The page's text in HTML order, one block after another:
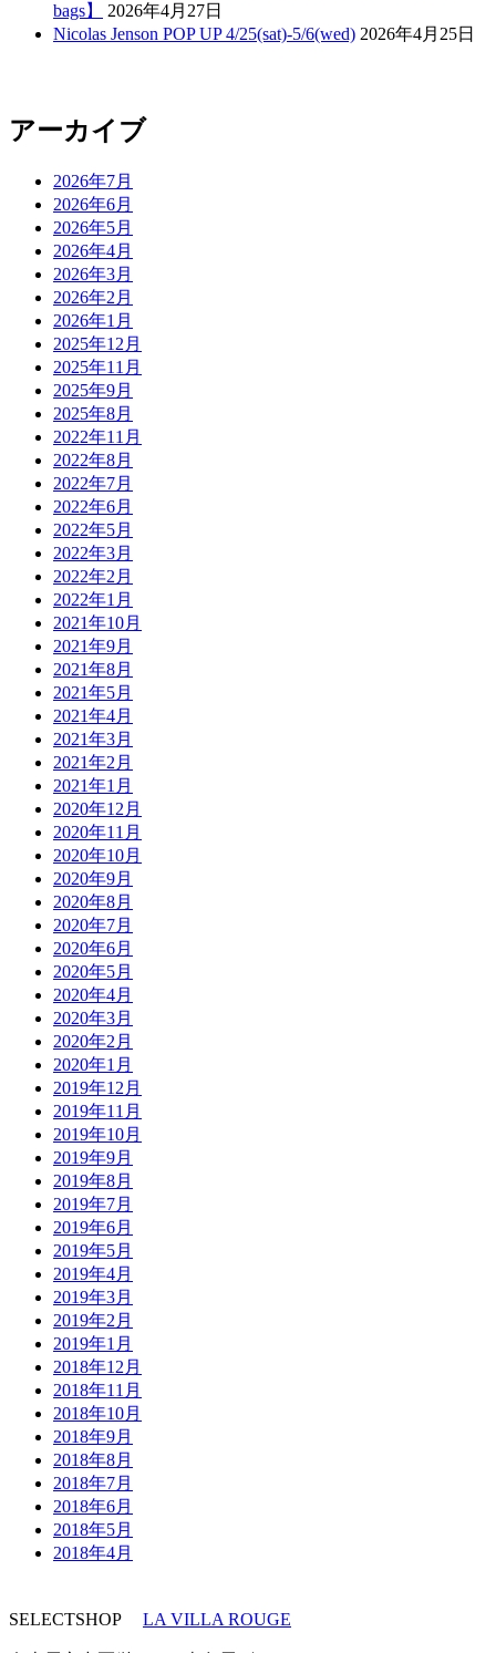
bags】
2026年4月27日
Nicolas Jenson POP UP 4/25(sat)-5/6(wed) 2026年4月25日
アーカイブ
2026年7月
2026年6月
2026年5月
2026年4月
2026年3月
2026年2月
2026年1月
2025年12月
2025年11月
2025年9月
2025年8月
2022年11月
2022年8月
2022年7月
2022年6月
2022年5月
2022年3月
2022年2月
2022年1月
2021年10月
2021年9月
2021年8月
2021年5月
2021年4月
2021年3月
2021年2月
2021年1月
2020年12月
2020年11月
2020年10月
2020年9月
2020年8月
2020年7月
2020年6月
2020年5月
2020年4月
2020年3月
2020年2月
2020年1月
2019年12月
2019年11月
2019年10月
2019年9月
2019年8月
2019年7月
2019年6月
2019年5月
2019年4月
2019年3月
2019年2月
2019年1月
2018年12月
2018年11月
2018年10月
2018年9月
2018年8月
2018年7月
2018年6月
2018年5月
2018年4月
SELECTSHOP LA VILLA ROUGE